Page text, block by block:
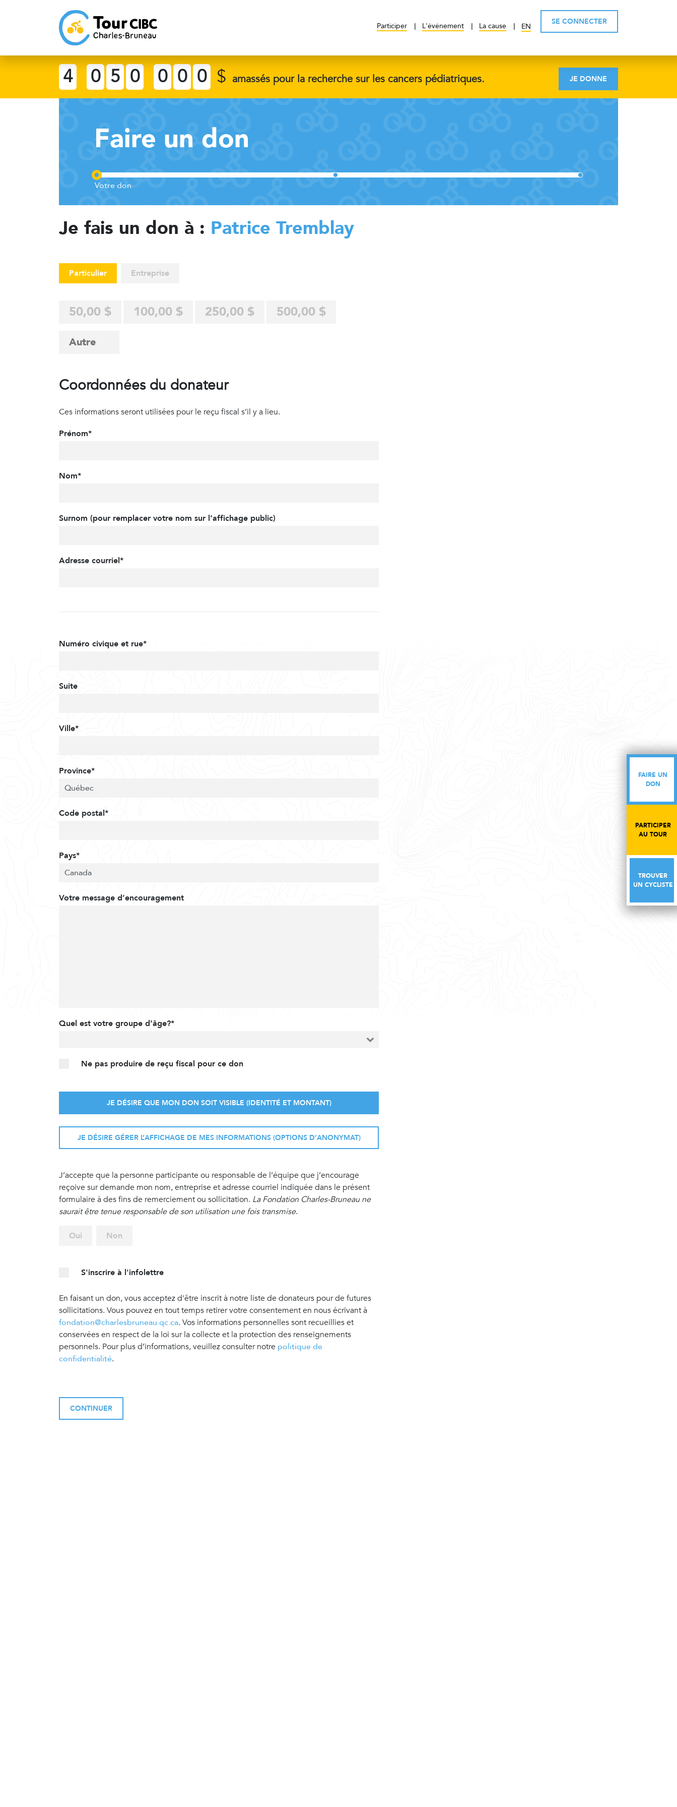
Participer L'événement La cause EN
SE CONNECTER
FAIRE UN
DON
PARTICIPER
AU TOUR
TROUVER
UN CYCLISTE
4 0 5 0 0 0 0 $ amassés pour la recherche sur les cancers pédiatriques. JE DONNE
Faire un don
Je fais un don à : Patrice Tremblay
Particulier Entreprise
50,00 $ 100,00 $ 250,00 $ 500,00 $
Coordonnées du donateur
Ces informations seront utilisées pour le reçu fiscal s’il y a lieu.
Prénom*
Nom*
Surnom (pour remplacer votre nom sur l’affichage public)
Adresse courriel*
Numéro civique et rue*
Suite
Ville*
Province*
Code postal*
Pays*
Votre message d’encouragement
Quel est votre groupe d’âge?*
Ne pas produire de reçu fiscal pour ce don
JE DÉSIRE QUE MON DON SOIT VISIBLE (IDENTITÉ ET MONTANT)
JE DÉSIRE GÉRER L’AFFICHAGE DE MES INFORMATIONS (OPTIONS D’ANONYMAT)
J’accepte que la personne participante ou responsable de l’équipe que j’encourage
reçoive sur demande mon nom, entreprise et adresse courriel indiquée dans le présent
formulaire à des fins de remerciement ou sollicitation. La Fondation Charles-Bruneau ne
saurait être tenue responsable de son utilisation une fois transmise.
Oui Non
S'inscrire à l'infolettre
En faisant un don, vous acceptez d'être inscrit à notre liste de donateurs pour de futures
sollicitations. Vous pouvez en tout temps retirer votre consentement en nous écrivant à
fondation@charlesbruneau.qc.ca. Vos informations personnelles sont recueillies et
conservées en respect de la loi sur la collecte et la protection des renseignements
personnels. Pour plus d’informations, veuillez consulter notre politique de
confidentialité.
CONTINUER
FAIRE UN
DON
PARTICIPER
AU TOUR
TROUVER
UN CYCLISTE